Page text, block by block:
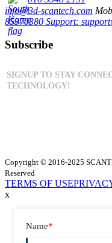
info@3d-scantech.com
85370380 Support:
Subscribe
Copyright © 2016-2025
Reserved
TERMS OF USE
x
Name*